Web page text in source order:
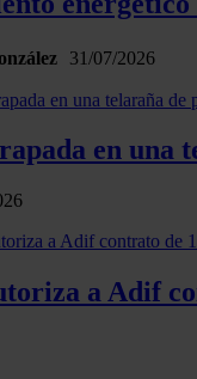
31/07/2026
en una
a Adif